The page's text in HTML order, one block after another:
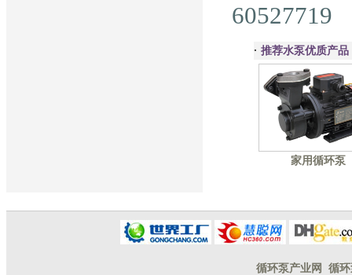
60527719
· 推荐水泵优质产品
家用循环泵
循环泵产业网 循